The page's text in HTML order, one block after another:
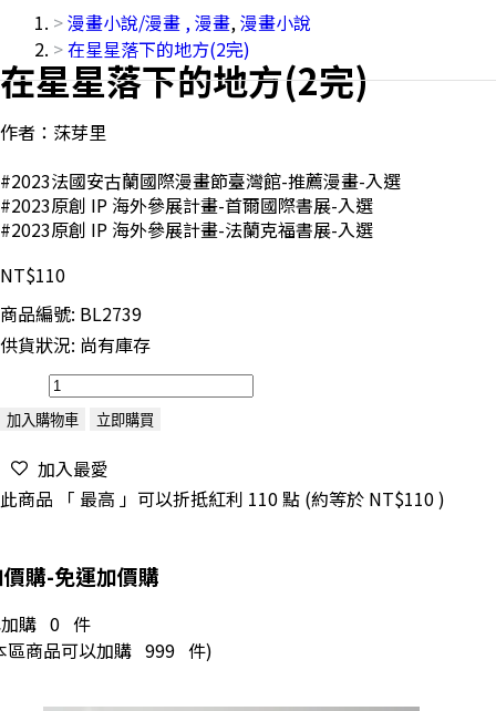
漫畫小說/漫畫 ,漫畫,漫畫小說
在星星落下的地方(2完)
在星星落下的地方(2完)
作者：莯芽里
#2023法國安古蘭國際漫畫節臺灣館-推薦漫畫-入選
#2023原創 IP 海外參展計畫-首爾國際書展-入選
#2023原創 IP 海外參展計畫-法蘭克福書展-入選
NT$110
商品編號: BL2739
供貨狀況: 尚有庫存
加入購物車 立即購買
加入最愛
此商品 「 最高 」可以折抵紅利 110點 (約等於 NT$110)
購-免運加價購
購 0 件
區商品可以加購 999 件)